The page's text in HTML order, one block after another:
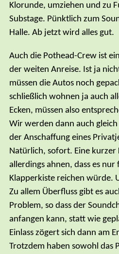
Klorunde, umziehen und zu
Substage. Pünktlich zum
Halle. Ab jetzt wird alles gut.
Auch die Pothead-Crew ist
der weiten Anreise. Ist ja
müssen die Autos noch
schließlich wohnen ja auch
Ecken, müssen also
Wir werden dann auch
der Anschaffung eines
Natürlich, sofort. Eine kurzer
allerdings ahnen, dass es
Klapperkiste reichen würde.
Zu allem Überfluss gibt es
Problem, so dass der
anfangen kann, statt wie
Einlass zögert sich dann am
Trotzdem haben sowohl das